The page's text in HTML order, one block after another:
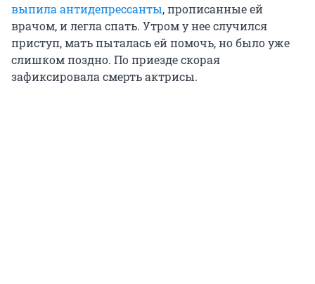
выпила антидепрессанты, прописанные ей
врачом, и легла спать. Утром у нее случился
приступ, мать пыталась ей помочь, но было уже
слишком поздно. По приезде скорая
зафиксировала смерть актрисы.